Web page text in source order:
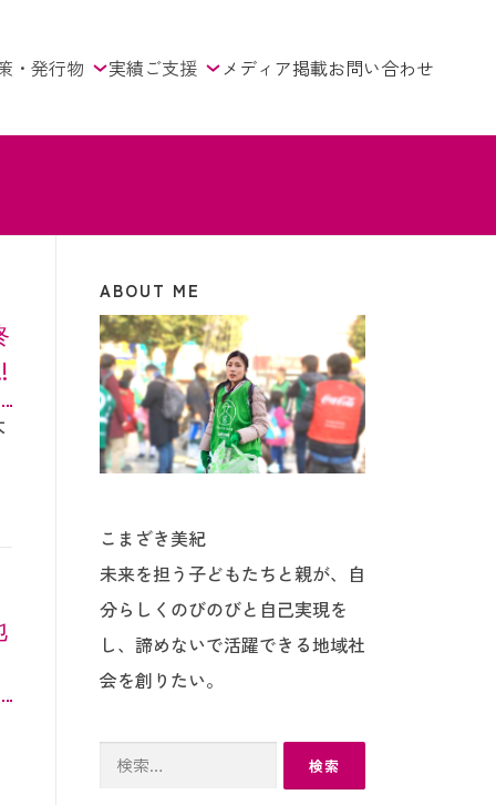
・発行物 実績ご支援 メディア掲載お問い合わせ
ABOUT ME
こまざき美紀
未来を担う子どもたちと親が、自
分らしくのびのびと自己実現を
し、諦めないで活躍できる地域社
会を創りたい。